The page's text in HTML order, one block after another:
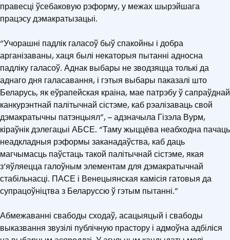
правесці ўсебаковую рэформу, у межах шырэйшага
працэсу дэмакратызацыі.
“Учорашні падлік галасоў быў спакойны і добра
арганізаваны, хаця былі некаторыя пытанні адносна
падліку галасоў. Аднак выбары не зводзяцца толькі да
аднаго дня галасавання, і гэтыя выбары паказалі што
Беларусь, як еўрапейская краіна, мае патрэбу ў сапраўднай
канкурэнтнай палітычнай сістэме, каб рэалізаваць свой
дэмакратычны патэнцыял”, – адзначыла Гізэла Вурм,
кіраўнік дэлегацыі АБСЕ. “Таму жыццёва неабходна пачаць
неадкладныя рэформы заканадаўства, каб даць
магчымасць паўстаць такой палітычнай сістэме, якая
з’яўляецца галоўным элементам для дэмакратычнай
стабільнасці. ПАСЕ і Венецыянская камісія гатовыя да
супрацоўніцтва з Беларуссю ў гэтым пытанні.”
Абмежаванні свабоды сходаў, асацыяцый і свабоды
выказвання звузілі публічную прастору і адмоўна адбіліся